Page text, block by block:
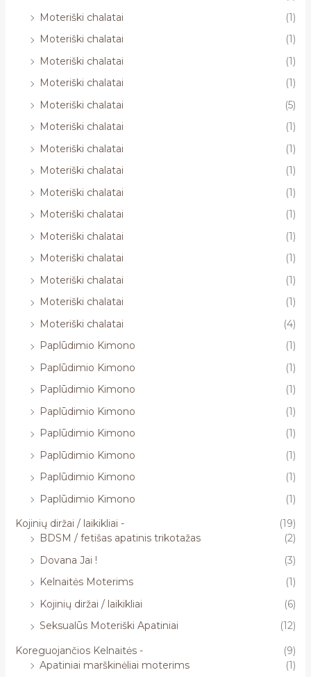
Moteriški chalatai
(1)
Moteriški chalatai
(1)
Moteriški chalatai
(1)
Moteriški chalatai
(1)
Moteriški chalatai
(5)
Moteriški chalatai
(1)
Moteriški chalatai
(1)
Moteriški chalatai
(1)
Moteriški chalatai
(1)
Moteriški chalatai
(1)
Moteriški chalatai
(1)
Moteriški chalatai
(1)
Moteriški chalatai
(1)
Moteriški chalatai
(1)
Moteriški chalatai
(4)
Paplūdimio Kimono
(1)
Paplūdimio Kimono
(1)
Paplūdimio Kimono
(1)
Paplūdimio Kimono
(1)
Paplūdimio Kimono
(1)
Paplūdimio Kimono
(1)
Paplūdimio Kimono
(1)
Paplūdimio Kimono
(1)
Kojinių diržai / laikikliai -
(19)
BDSM / fetišas apatinis trikotažas
(2)
Dovana Jai !
(3)
Kelnaitės Moterims
(1)
Kojinių diržai / laikikliai
(6)
Seksualūs Moteriški Apatiniai
(12)
Koreguojančios Kelnaitės -
(9)
Apatiniai marškinėliai moterims
(1)